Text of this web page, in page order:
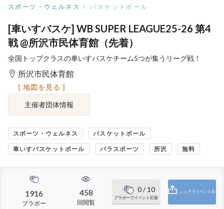
スポーツ・ウェルネス バスケットボール
[車いすバスケ] WB SUPER LEAGUE25-26 第4
戦 @所沢市民体育館（先着）
全国トップクラスの車いすバスケチーム5つが集うリーグ戦！
所沢市民体育館
[ 地図を見る ]
主催者団体情報
スポーツ・ウェルネス バスケットボール
車いすバスケットボール パラスポーツ 所沢 無料
1916
ブラボー
458
回閲覧
0/ 10
ブラボーでイベント応援
シェアでイベント応